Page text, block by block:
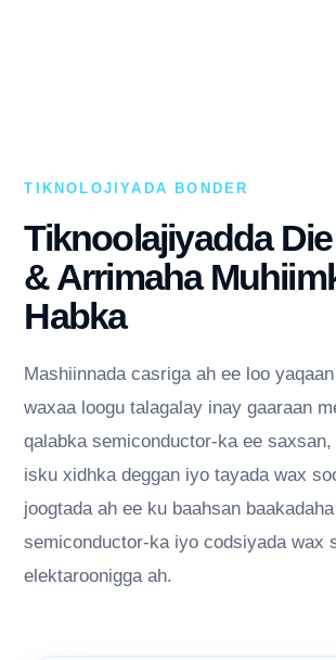
TIKNOLOJIYADA BONDER
Tiknoolajiyadda
& Arrimaha
Habka
Mashiinnada casriga ah ee loo
waxaa loogu talagalay inay gaaraan
qalabka semiconductor-ka ee
isku xidhka deggan iyo tayada wax
joogtada ah ee ku baahsan baakadaha
semiconductor-ka iyo codsiyada wax
elektaroonigga ah.